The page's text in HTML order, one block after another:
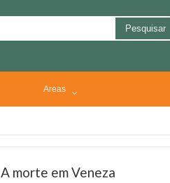
Pesquisar
Areas
A morte em Veneza